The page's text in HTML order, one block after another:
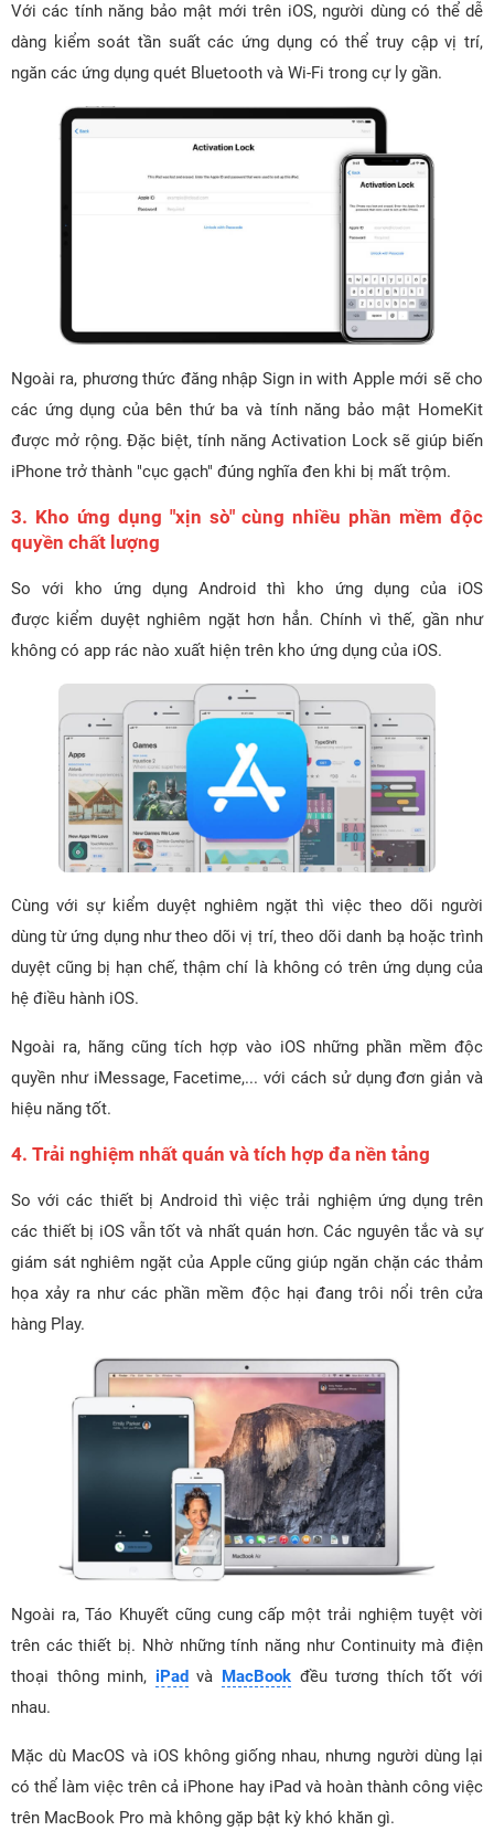
Với các tính năng bảo mật mới trên iOS, người dùng có thể dễ
dàng kiểm soát tần suất các ứng dụng có thể truy cập vị trí,
ngăn các ứng dụng quét Bluetooth và Wi-Fi trong cự ly gần.
Ngoài ra, phương thức đăng nhập Sign in with Apple mới sẽ cho
các ứng dụng của bên thứ ba và tính năng bảo mật HomeKit
được mở rộng. Đặc biệt, tính năng Activation Lock sẽ giúp biến
iPhone trở thành "cục gạch" đúng nghĩa đen khi bị mất trộm.
3. Kho ứng dụng "xịn sò" cùng nhiều phần mềm độc
quyền chất lượng
So với kho ứng dụng Android thì kho ứng dụng của iOS
được kiểm duyệt nghiêm ngặt hơn hẳn. Chính vì thế, gần như
không có app rác nào xuất hiện trên kho ứng dụng của iOS.
Cùng với sự kiểm duyệt nghiêm ngặt thì việc theo dõi người
dùng từ ứng dụng như theo dõi vị trí, theo dõi danh bạ hoặc trình
duyệt cũng bị hạn chế, thậm chí là không có trên ứng dụng của
hệ điều hành iOS.
Ngoài ra, hãng cũng tích hợp vào iOS những phần mềm độc
quyền như iMessage, Facetime,... với cách sử dụng đơn giản và
hiệu năng tốt.
4. Trải nghiệm nhất quán và tích hợp đa nền tảng
So với các thiết bị Android thì việc trải nghiệm ứng dụng trên
các thiết bị iOS vẫn tốt và nhất quán hơn. Các nguyên tắc và sự
giám sát nghiêm ngặt của Apple cũng giúp ngăn chặn các thảm
họa xảy ra như các phần mềm độc hại đang trôi nổi trên cửa
hàng Play.
Ngoài ra, Táo Khuyết cũng cung cấp một trải nghiệm tuyệt vời
trên các thiết bị. Nhờ những tính năng như Continuity mà điện
thoại thông minh, iPadvà MacBook đều tương thích tốt với
nhau.
Mặc dù MacOS và iOS không giống nhau, nhưng người dùng lại
có thể làm việc trên cả iPhone hay iPad và hoàn thành công việc
trên MacBook Pro mà không gặp bật kỳ khó khăn gì.